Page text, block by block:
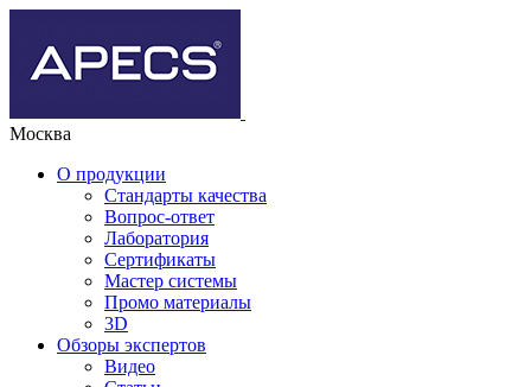
Москва
О продукции
Стандарты качества
Вопрос-ответ
Лаборатория
Сертификаты
Мастер системы
Промо материалы
3D
Обзоры экспертов
Видео